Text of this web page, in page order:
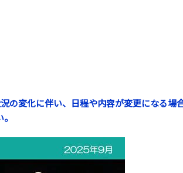
の変化に伴い、日程や内容が変更になる場